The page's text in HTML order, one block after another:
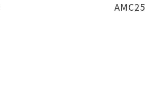
AMC25